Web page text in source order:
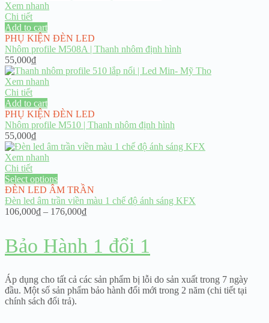
Xem nhanh
Chi tiết
Add to cart
PHỤ KIỆN ĐÈN LED
Nhôm profile M508A | Thanh nhôm định hình
55,000₫
Xem nhanh
Chi tiết
Add to cart
PHỤ KIỆN ĐÈN LED
Nhôm profile M510 | Thanh nhôm định hình
55,000₫
Xem nhanh
Chi tiết
Select options
ĐÈN LED ÂM TRẦN
Đèn led âm trần viền màu 1 chế độ ánh sáng KFX
106,000₫ – 176,000₫Price
through
176,000₫
Bảo Hành 1 đổi 1
Áp dụng cho tất cả các sản phẩm bị lỗi do sản xuất trong 7 ngày
đầu. Một số sản phẩm bảo hành đổi mới trong 2 năm (chi tiết tại
chính sách đổi trả).